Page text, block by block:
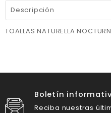
Descripción
TOALLAS NATURELLA
Boletín
Reciba nuestras